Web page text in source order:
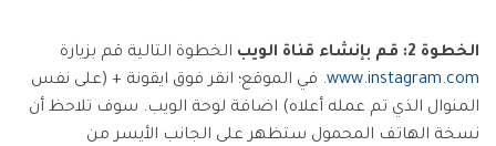
الخطوة 2: قم بإنشاء قناة الويب
الخطوة التالية قم بزيارة
www.instagram.com. في الموقع؛ انقر فوق ايقونة + (على نفس
المنوال الذي تم عمله أعلاه) اضافة لوحة الويب. سوف تلاحظ أن
نسخة الهاتف المحمول ستظهر على الجانب الأيسر من